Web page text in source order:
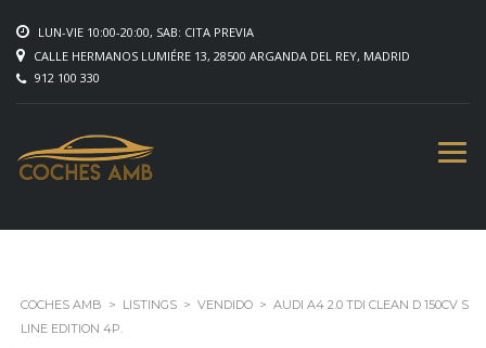
LUN-VIE 10:00-20:00, SAB: CITA PREVIA
CALLE HERMANOS LUMIÉRE 13, 28500 ARGANDA DEL REY, MADRID
912 100 330
COCHES AMB > LISTINGS > VENDIDO > AUDI A4 2.0 TDI CLEAN D 150CV S
LINE EDITION 4P.